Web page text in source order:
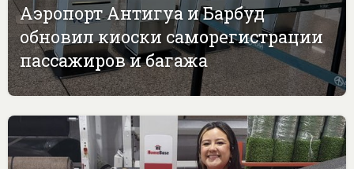
Аэропорт Антигуа и Барбуд
обновил киоски саморегистрации
пассажиров и багажа